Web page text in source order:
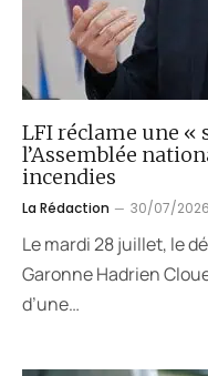
LFI réclame une «
l’Assemblée
incendies
La Rédaction 30/07/2026
Le mardi 28 juillet, le
Garonne Hadrien
d’une…